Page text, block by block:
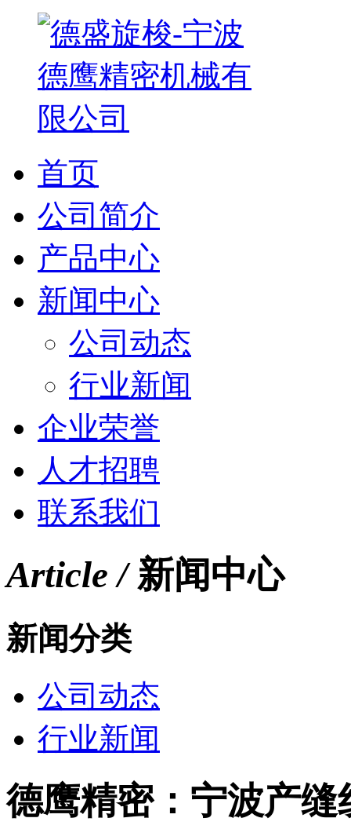
首页
公司简介
产品中心
新闻中心
公司动态
行业新闻
企业荣誉
人才招聘
联系我们
Article /新闻中心
新闻分类
公司动态
行业新闻
德鹰精密：宁波产缝